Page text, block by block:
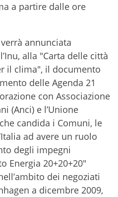
a partire dalle ore
annunciata
alla "Carta delle città
il clima", il documento
delle Agenda 21
con Associazione
(Anci) e l’Unione
candida i Comuni, le
ad avere un ruolo
degli impegni
Energia 20+20+20"
dei negoziati
a dicembre 2009,